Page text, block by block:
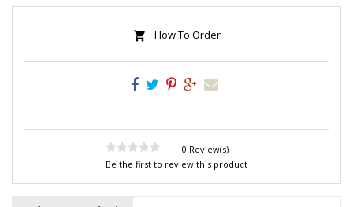
How To Order
0 Review(s)
Be the first to review this product